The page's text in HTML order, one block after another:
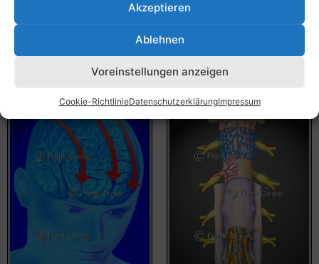
Akzeptieren
Ablehnen
Voreinstellungen anzeigen
Cookie-RichtlinieDatenschutzerklärungImpressum
Bildnummer: 4033
Ausführung wählen Ausführung wählen